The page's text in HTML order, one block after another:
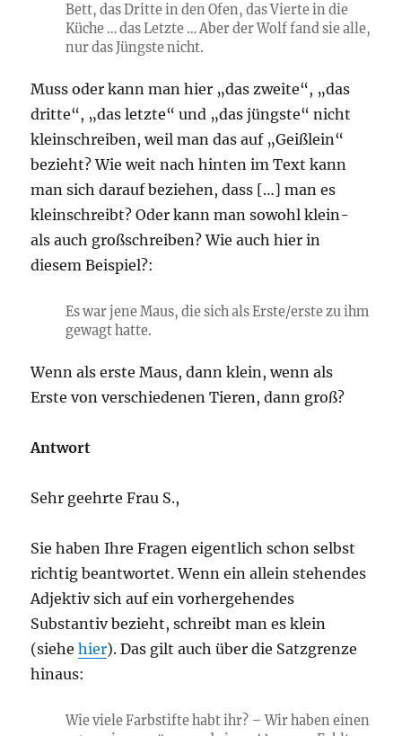
Bett, das Dritte in den Ofen, das Vierte in die
Küche … das Letzte … Aber der Wolf fand sie alle,
nur das Jüngste nicht.
Muss oder kann man hier „das zweite“, „das
dritte“, „das letzte“ und „das jüngste“ nicht
kleinschreiben, weil man das auf „Geißlein“
bezieht? Wie weit nach hinten im Text kann
man sich darauf beziehen, dass […] man es
kleinschreibt? Oder kann man sowohl klein-
als auch großschreiben? Wie auch hier in
diesem Beispiel?:
Es war jene Maus, die sich als Erste/erste zu ihm
gewagt hatte.
Wenn als erste Maus, dann klein, wenn als
Erste von verschiedenen Tieren, dann groß?
Antwort
Sehr geehrte Frau S.,
Sie haben Ihre Fragen eigentlich schon selbst
richtig beantwortet. Wenn ein allein stehendes
Adjektiv sich auf ein vorhergehendes
Substantiv bezieht, schreibt man es klein
(siehehier). Das gilt auch über die Satzgrenze
hinaus:
Wie viele Farbstifte habt ihr? – Wir haben einen